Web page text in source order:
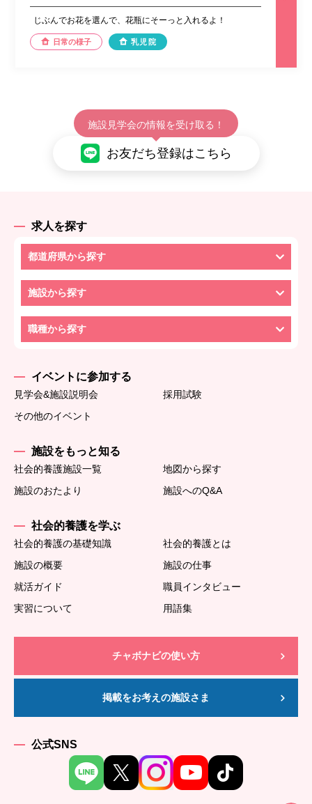
じぶんでお花を選んで、花瓶にそーっと入れるよ！
日常の様子 乳児院
施設見学会の情報を受け取る！
お友だち登録はこちら
求人を探す
都道府県から探す
施設から探す
職種から探す
イベントに参加する
見学会&施設説明会
採用試験
その他のイベント
施設をもっと知る
社会的養護施設一覧
地図から探す
施設のおたより
施設へのQ&A
社会的養護を学ぶ
社会的養護の基礎知識
社会的養護とは
施設の概要
施設の仕事
就活ガイド
職員インタビュー
実習について
用語集
チャボナビの使い方
掲載をお考えの施設さま
公式SNS